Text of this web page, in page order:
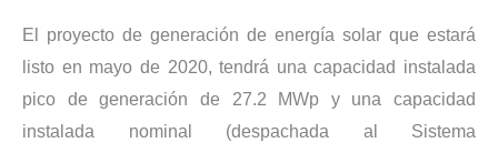
El proyecto de generación de energía solar que estará
listo en mayo de 2020, tendrá una capacidad instalada
pico de generación de 27.2 MWp y una capacidad
instalada nominal (despachada al Sistema